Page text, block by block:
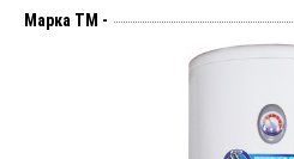
Марка ТМ -